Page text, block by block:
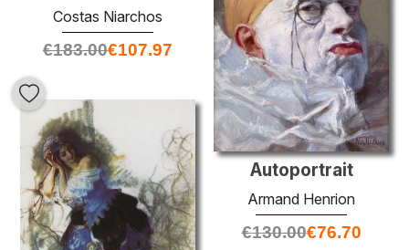
Costas Niarchos
€183.00€107.97
Autoportrait
Armand Henrion
€130.00€76.70